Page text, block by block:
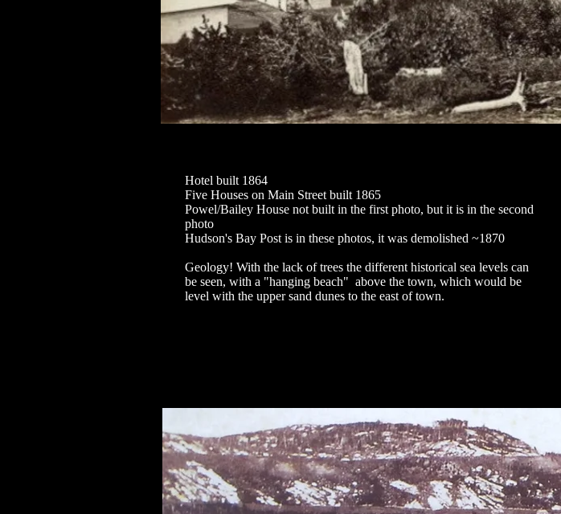
Hotel built 1864
Five Houses on Main Street built 1865
Powel/Bailey House not built in the first photo, but it is in the second
photo
Hudson's Bay Post is in these photos, it was demolished ~1870
Geology! With the lack of trees the different historical sea levels can
be seen, with a "hanging beach" above the town, which would be
level with the upper sand dunes to the east of town.